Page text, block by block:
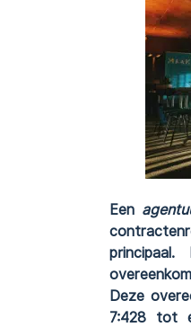
Een
Deze
7:428 tot